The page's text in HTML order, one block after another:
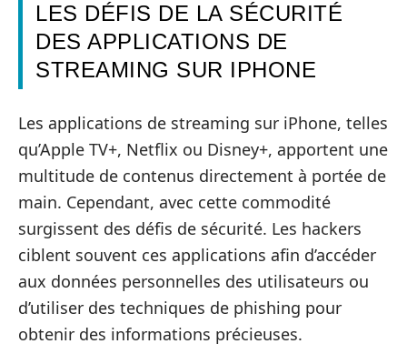
LES DÉFIS DE LA SÉCURITÉ
DES APPLICATIONS DE
STREAMING SUR IPHONE
Les applications de streaming sur iPhone, telles
qu’Apple TV+, Netflix ou Disney+, apportent une
multitude de contenus directement à portée de
main. Cependant, avec cette commodité
surgissent des défis de sécurité. Les hackers
ciblent souvent ces applications afin d’accéder
aux données personnelles des utilisateurs ou
d’utiliser des techniques de phishing pour
obtenir des informations précieuses.